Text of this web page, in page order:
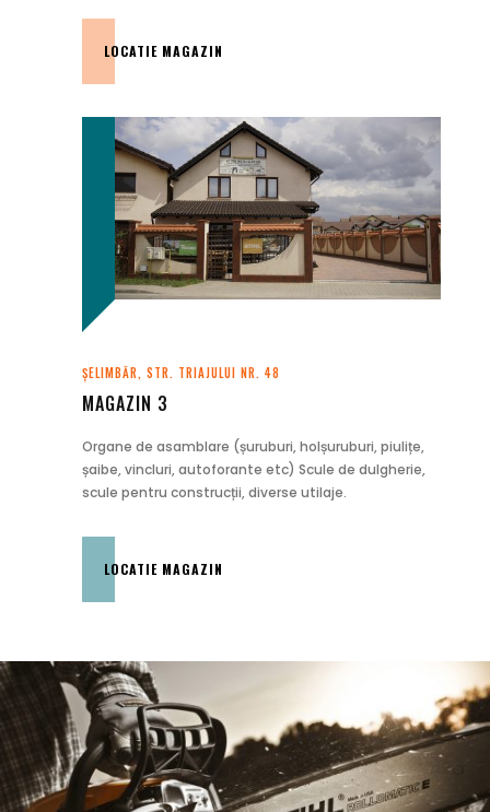
LOCATIE MAGAZIN
ȘELIMBĂR, STR. TRIAJULUI NR. 48
MAGAZIN 3
Organe de asamblare (șuruburi, holșuruburi, piulițe,
șaibe, vincluri, autoforante etc) Scule de dulgherie,
scule pentru construcții, diverse utilaje.
LOCATIE MAGAZIN